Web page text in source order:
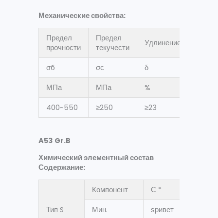
Механические свойства:
Предел
прочности
Предел
текучести
Удлинение
σб σс δ
МПа МПа %
400~550 ≥250 ≥23
A53 Gr.B
Химический элементный состав
Содержание:
Тип S
Компонент С *
Мин. ѕривет